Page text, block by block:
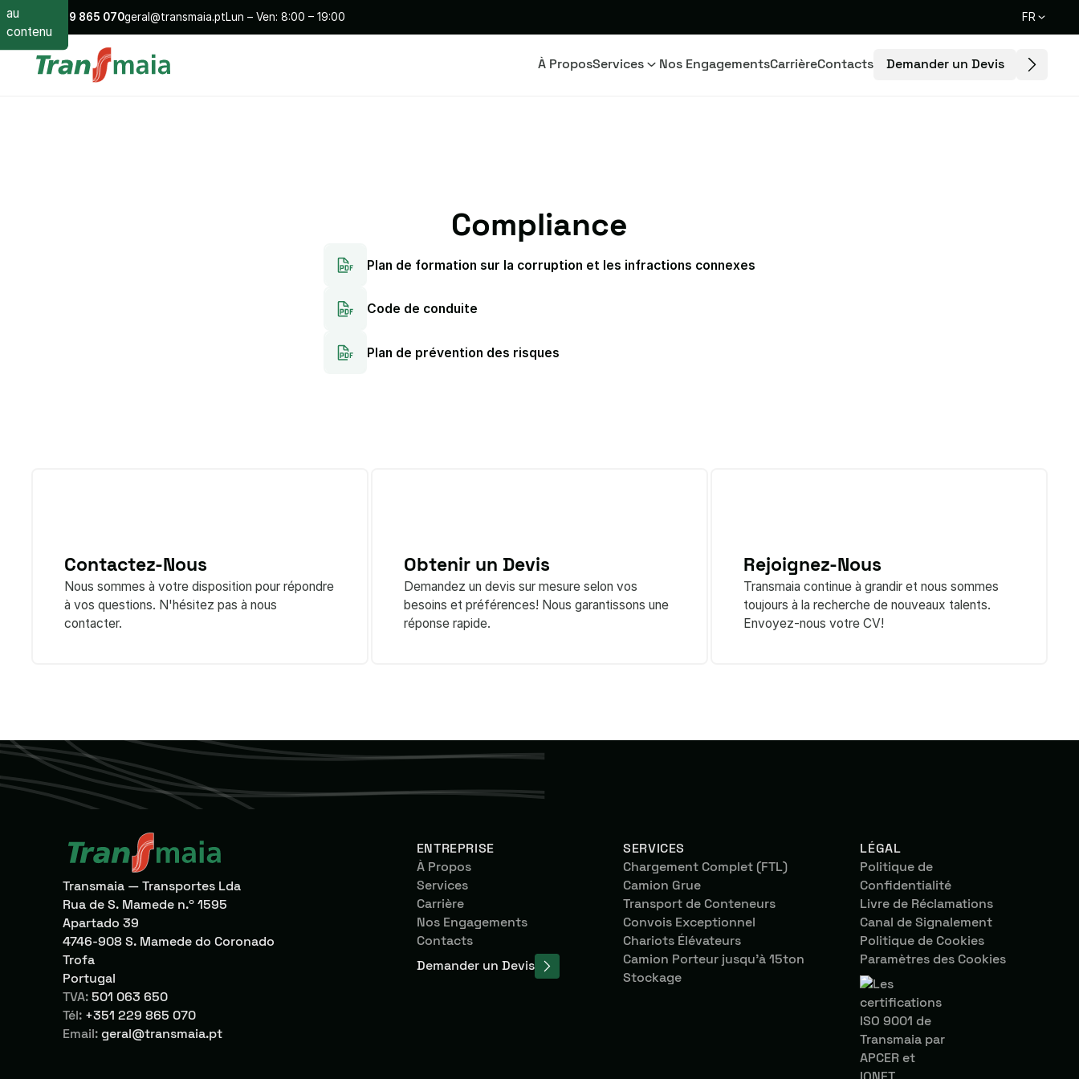
au
contenu
229 865 070geral@transmaia.ptLun – Ven: 8:00 – 19:00 FR
À ProposServices Nos EngagementsCarrièreContacts Demander un Devis
Compliance
Plan de formation sur la corruption et les infractions connexes
Code de conduite
Plan de prévention des risques
Contactez-Nous
Nous sommes à votre disposition pour répondre
à vos questions. N'hésitez pas à nous
contacter.
Obtenir un Devis
Demandez un devis sur mesure selon vos
besoins et préférences! Nous garantissons une
réponse rapide.
Rejoignez-Nous
Transmaia continue à grandir et nous sommes
toujours à la recherche de nouveaux talents.
Envoyez-nous votre CV!
Transmaia — Transportes Lda
Rua de S. Mamede n.º 1595
Apartado 39
4746-908 S. Mamede do Coronado
Trofa
Portugal
TVA: 501 063 650
Tél: +351 229 865 070
Email: geral@transmaia.pt
ENTREPRISE
À Propos
Services
Carrière
Nos Engagements
Contacts
Demander un Devis
SERVICES
Chargement Complet (FTL)
Camion Grue
Transport de Conteneurs
Convois Exceptionnel
Chariots Élévateurs
Camion Porteur jusqu’à 15ton
Stockage
LÉGAL
Politique de
Confidentialité
Livre de Réclamations
Canal de Signalement
Politique de Cookies
Paramètres des Cookies